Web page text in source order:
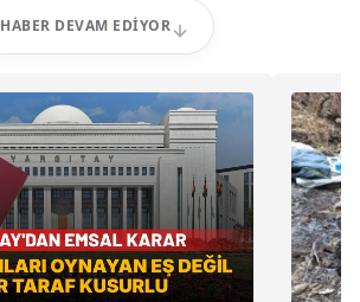
HABER DEVAM EDIYOR